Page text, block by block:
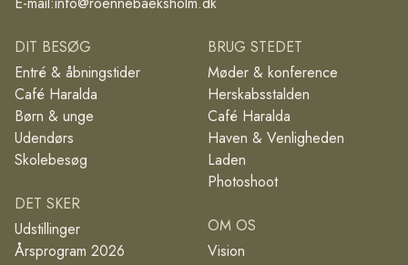
DIT BESØG
Entré & åbningstider
Café Haralda
Børn & unge
Udendørs
Skolebesøg
DET SKER
Udstillinger
Årsprogram 2026
BRUG STEDET
Møder & konference
Herskabsstalden
Café Haralda
Haven & Venligheden
Laden
Photoshoot
OM OS
Vision